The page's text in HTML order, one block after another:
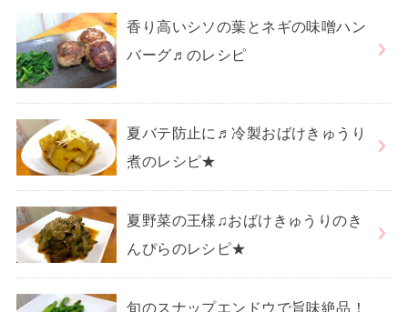
香り高いシソの葉とネギの味噌ハン
バーグ♬のレシピ
夏バテ防止に♬冷製おばけきゅうり
煮のレシピ★
夏野菜の王様♫おばけきゅうりのき
んぴらのレシピ★
旬のスナップエンドウで旨味絶品！